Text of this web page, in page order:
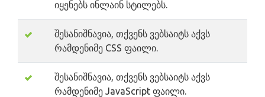
იყენებს ინლაინ სტილებს.
შესანიშნავია, თქვენს ვებსაიტს აქვს
რამდენიმე CSS ფაილი.
შესანიშნავია, თქვენს ვებსაიტს აქვს
რამდენიმე JavaScript ფაილი.